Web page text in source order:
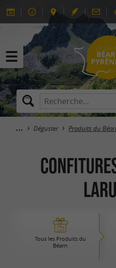
Déguster Produits du
Tous les Produits du
Béarn